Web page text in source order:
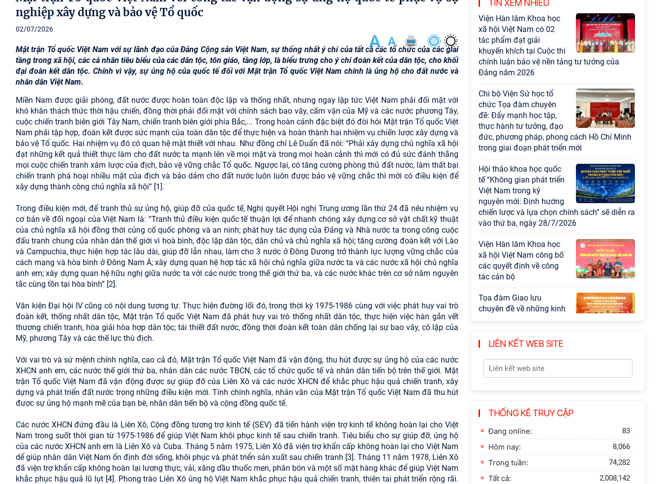
nghiệp xây dựng và bảo vệ Tổ quốc
02/07/2026
Mặt trận Tổ quốc Việt Nam với sự lãnh đạo của Đảng Cộng sản Việt Nam, sự thống nhất ý chí của tất cả các tổ chức của các giai
tầng trong xã hội, các cá nhân tiêu biểu của các dân tộc, tôn giáo, tầng lớp, là biểu trưng cho ý chí đoàn kết của dân tộc, cho khối
đại đoàn kết dân tộc. Chính vì vậy, sự ủng hộ của quốc tế đối với Mặt trận Tổ quốc Việt Nam chính là ủng hộ cho đất nước và
nhân dân Việt Nam.
Miền Nam được giải phóng, đất nước được hoàn toàn độc lập và thống nhất, nhưng ngay lập tức Việt Nam phải đối mặt với
khó khăn thách thức thời hậu chiến, đồng thời phải đối mặt với chính sách bao vây, cấm vận của Mỹ và các nước phương Tây,
cuộc chiến tranh biên giới Tây Nam, chiến tranh biên giới phía Bắc,... Trong hoàn cảnh đặc biệt đó đòi hỏi Mặt trận Tổ quốc Việt
Nam phải tập hợp, đoàn kết được sức mạnh của toàn dân tộc để thực hiện và hoàn thành hai nhiệm vụ chiến lược xây dựng và
bảo vệ Tổ quốc. Hai nhiệm vụ đó có quan hệ mật thiết với nhau. Như đồng chí Lê Duẩn đã nói: “Phải xây dựng chủ nghĩa xã hội
đạt những kết quả thiết thực làm cho đất nước ta mạnh lên về mọi mặt và trong mọi hoàn cảnh thì mới có đủ sức đánh thắng
mọi cuộc chiến tranh xâm lược của địch, bảo vệ vững chắc Tổ quốc. Ngược lại, có tăng cường phòng thủ đất nước, làm thất bại
chiến tranh phá hoại nhiều mặt của địch và bảo dảm cho đất nước luôn luôn được bảo vệ vững chắc thì mới có điều kiện để
xây dựng thành công chủ nghĩa xã hội” [1].
Trong điều kiện mới, để tranh thủ sự ủng hộ, giúp đỡ của quốc tế, Nghị quyết Hội nghị Trung ương lần thứ 24 đã nêu nhiệm vụ
cơ bản về đối ngoại của Việt Nam là: “Tranh thủ điều kiện quốc tế thuận lợi để nhanh chóng xây dựng cơ sở vật chất kỹ thuật
của chủ nghĩa xã hội đồng thời củng cố quốc phòng và an ninh; phát huy tác dụng của Đảng và Nhà nước ta trong công cuộc
đấu tranh chung của nhân dân thế giới vì hoà bình, độc lập dân tộc, dân chủ và chủ nghĩa xã hội; tăng cường đoàn kết với Lào
và Campuchia, thực hiện hợp tác lâu dài, giúp đỡ lẫn nhau, làm cho 3 nước ở Đông Dương trở thành lực lượng vững chắc của
cách mạng và hòa bình ở Đông Nam Á; xây dựng quan hệ hợp tác xã hội chủ nghĩa giữa nước ta và các nước xã hội chủ nghĩa
anh em; xây dựng quan hệ hữu nghị giữa nước ta với các nước trong thế giới thứ ba, và các nước khác trên cơ sở năm nguyên
tắc cùng tồn tại hòa bình” [2].
Văn kiện Đại hội IV cũng có nội dung tương tự. Thực hiện đường lối đó, trong thời kỳ 1975-1986 cùng với việc phát huy vai trò
đoàn kết, thống nhất dân tộc, Mặt trận Tổ quốc Việt Nam đã phát huy vai trò thống nhất dân tộc, thực hiện việc hàn gắn vết
thương chiến tranh, hòa giải hòa hợp dân tộc; tái thiết đất nước, đồng thời đoàn kết toàn dân chống lại sự bao vây, cô lập của
Mỹ, phương Tây và các thế lực thù địch.
Với vai trò và sứ mệnh chính nghĩa, cao cả đó, Mặt trận Tổ quốc Việt Nam đã vận động, thu hút được sự ủng hộ của các nước
XHCN anh em, các nước thế giới thứ ba, nhân dân các nước TBCN, các tổ chức quốc tế và nhân dân tiến bộ trên thế giới. Mặt
trận Tổ quốc Việt Nam đã vận động được sự giúp đỡ của Liên Xô và các nước XHCN để khắc phục hậu quả chiến tranh, xây
dựng và phát triển đất nước trong những điều kiện mới. Tính chính nghĩa, nhân văn của Mặt trận Tổ quốc Việt Nam đã thu hút
được sự ủng hộ mạnh mẽ của bạn bè, nhân dân tiến bộ và cộng đồng quốc tế.
Các nước XHCN đứng đầu là Liên Xô, Cộng đồng tương trợ kinh tế (SEV) đã tiến hành viện trợ kinh tế không hoàn lại cho Việt
Nam trong suốt thời gian từ 1975-1986 để giúp Việt Nam khôi phục kinh tế sau chiến tranh. Tiêu biểu cho sự giúp đỡ, ủng hộ
của các nước XHCN anh em là Liên Xô và Cuba. Tháng 5 năm 1975, Liên Xô đã viện trợ khẩn cấp không hoàn lại cho Việt Nam
dể giúp nhân dân Việt Nam ổn định đời sống, khôi phục và phát triển sản xuất sau chiến tranh [3]. Tháng 11 năm 1978, Liên Xô
đã viện trợ khẩn cấp không hoàn lại lương thực, vải, xăng dầu thuốc men, phân bón và một số mặt hàng khác để giúp Việt Nam
khắc phục hậu quả lũ lụt [4]. Phong trào Liên Xô ủng hộ Việt Nam khắc phục hậu quả chiến tranh, thiên tai phát triển rộng rãi.
TIN XEM NHIỀU
Đảng Cộng sản Trung
Quốc và Đảng Cộng sản Việt Nam trong lãnh
đạo sự nghiệp xây dựng chủ nghĩa xã hội
Hội nghị Lãnh đạo Viện
Hàn lâm Khoa học xã hội
Việt Nam làm việc với
Ban Chủ nhiệm các
Chương trình khoa học và công nghệ trọng
điểm cấp Bộ
Hội thảo khoa học "Kinh
tế Việt Nam 6 tháng đầu
động lực và triển vọng
phát triển"
Hội nghị Ban Chỉ đạo về
dữ liệu Viện Hàn lâm
Khoa học xã hội Việt
Hội thảo quốc tế "Không
gian phát triển Việt Nam
trong kỷ nguyên mới:
và lựa chọn chính sách”
trình độ tiến sĩ đợt 1 năm
LIÊN KẾT WEB SITE
THỐNG KÊ TRUY CẬP
Đang online: 83
Hôm nay: 8,066
Trong tuần: 74,282
Tất cả: 2,008,142